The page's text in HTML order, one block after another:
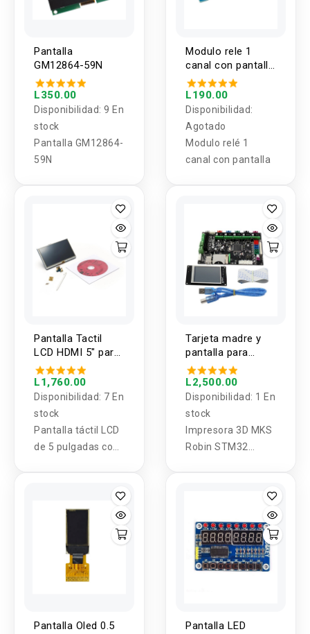
Pantalla
GM12864-59N
L350.00
Disponibilidad: 9 En
stock
Pantalla GM12864-
59N
Modulo rele 1
canal con pantalla
JZ-801
L190.00
Disponibilidad:
Agotado
Modulo relé 1
canal con pantalla
Pantalla Tactil
LCD HDMI 5" para
Raspberry Pi4
L1,760.00
Disponibilidad: 7 En
stock
Pantalla táctil LCD
de 5 pulgadas con
Raspberry Pi4.
Tarjeta madre y
pantalla para
impresora 3D MKS
Robin STM32
L2,500.00
Disponibilidad: 1 En
stock
Impresora 3D MKS
Robin STM32
ARM con pantalla
Pantalla Oled 0.5
Pantalla LED